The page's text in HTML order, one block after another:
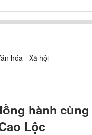
hóa - Xã hội
hành
Lộc